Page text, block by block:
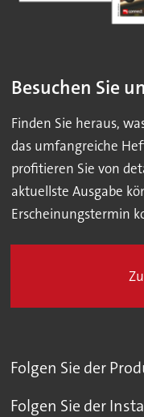
Besuchen Sie
Finden Sie heraus,
das umfangreiche
profitieren Sie von
aktuellste Ausgabe
Erscheinungstermin
Folgen Sie der
Folgen Sie der